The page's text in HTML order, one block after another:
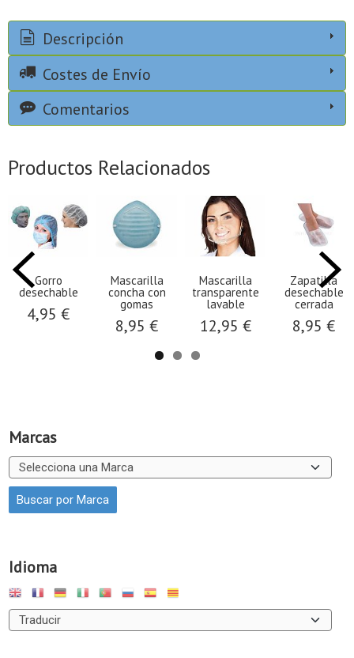
Marcas
Idioma
Descripción
Costes de Envío
Comentarios
Productos Relacionados
Gorro
desechable
4,95 €
Mascarilla
concha con
gomas
8,95 €
Mascarilla
transparente
lavable
12,95 €
Zapatilla
desechable
cerrada
8,95 €